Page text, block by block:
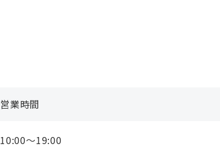
営業時間
10:00〜19:00